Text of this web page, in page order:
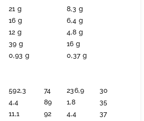
21 g
8,3 g
16 g
6,4 g
12 g
4,8 g
39 g
16 g
0,93 g 0,37 g
592,3 74 236,9
30
4,4 89 1,8
35
11,1 92 4,4
37